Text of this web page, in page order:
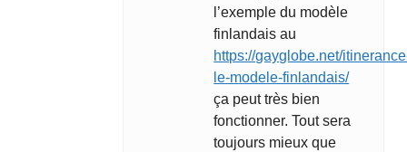
l’exemple du modèle
finlandais au
https://gayglobe.net/
le-modele-finlandais/
ça peut très bien
fonctionner. Tout sera
toujours mieux que